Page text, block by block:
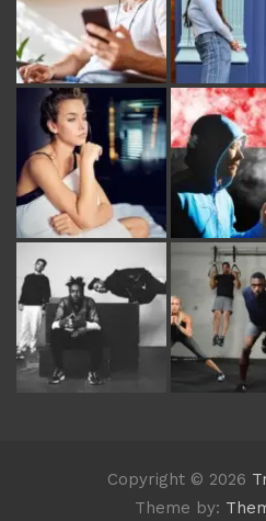
Copyright © 2026
Theme by: